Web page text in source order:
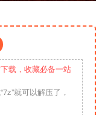
载，收藏必备一站
就可以解压了，